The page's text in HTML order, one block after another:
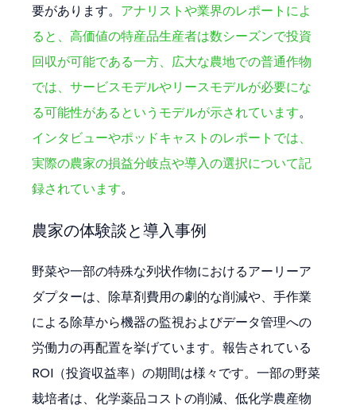
要があります。 アナリストや業界のレポートによ
ると、高価値の特産品生産者は数シーズンで投資
回収が可能である一方、広大な農地での普通作物
では、サービスモデルやリースモデルが必要にな
る可能性があるというモデルが示されています。
インタビューやポッドキャストのレポートでは、
実際の農家の損益分岐点や導入の選択について記
録されています。
農家の体験談と導入事例
野菜や一部の特殊な列状作物におけるアーリーア
ダプターは、除草剤費用の劇的な削減や、手作業
による除草から機器の監視およびデータ管理への
労働力の再配置を挙げています。報告されている
ROI（投資収益率）の期間は様々です。一部の野菜
栽培者は、化学薬品コストの削減、低化学農産物